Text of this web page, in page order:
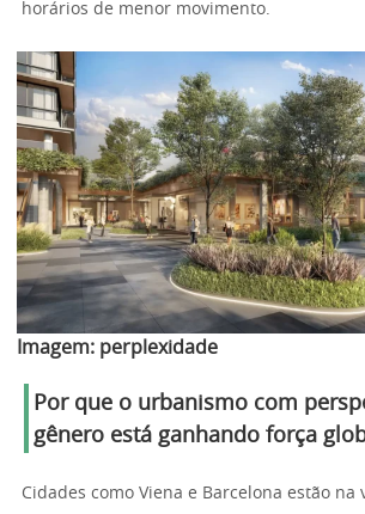
horários de menor movimento.
Imagem: perplexidade
Por que o urbanismo com
gênero está ganhando força
Cidades como Viena e Barcelona estão na